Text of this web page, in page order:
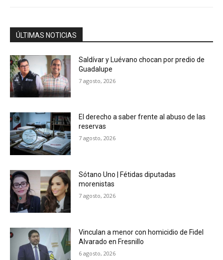
ÚLTIMAS NOTICIAS
Saldívar y Luévano chocan por predio de
Guadalupe
7 agosto, 2026
El derecho a saber frente al abuso de las
reservas
7 agosto, 2026
Sótano Uno | Fétidas diputadas
morenistas
7 agosto, 2026
Vinculan a menor con homicidio de Fidel
Alvarado en Fresnillo
6 agosto, 2026